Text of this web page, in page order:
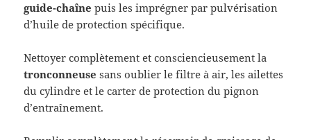
guide-chaîne puis les imprégner par pulvérisation
d’huile de protection spécifique.
Nettoyer complètement et consciencieusement la
tronconneusesans oublier le filtre à air, les ailettes
du cylindre et le carter de protection du pignon
d’entraînement.